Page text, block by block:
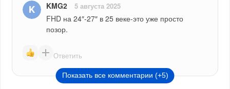
KMG2 5 августа 2025
FHD на 24″-27″ в 25 веке-это уже просто
позор.
Ответить
Показать все комментарии (+5)